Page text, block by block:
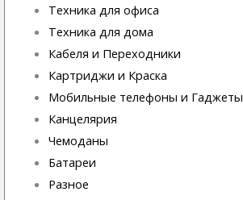
Техника для офиса
Техника для дома
Кабеля и Переходники
Картриджи и Краска
Мобильные телефоны и Гаджеты
Канцелярия
Чемоданы
Батареи
Разное